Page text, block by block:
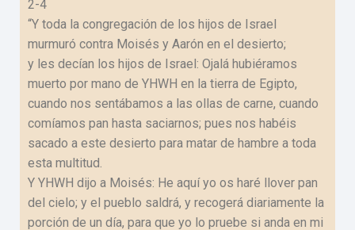
2-4
“Y toda la congregación de los hijos de Israel
murmuró contra Moisés y Aarón en el desierto;
y les decían los hijos de Israel: Ojalá hubiéramos
muerto por mano de YHWH en la tierra de Egipto,
cuando nos sentábamos a las ollas de carne, cuando
comíamos pan hasta saciarnos; pues nos habéis
sacado a este desierto para matar de hambre a toda
esta multitud.
Y YHWH dijo a Moisés: He aquí yo os haré llover pan
del cielo; y el pueblo saldrá, y recogerá diariamente la
porción de un día, para que yo lo pruebe si anda en mi